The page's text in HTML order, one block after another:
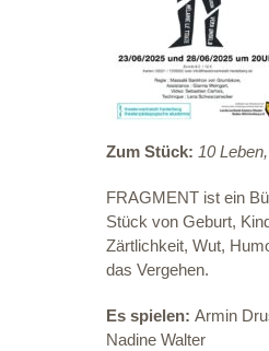
Zum Stück: 10
FRAGMENT ist ein
Stück von Geburt,
Zärtlichkeit, Wut,
das Vergehen.
Es spielen: Armin
Nadine Walter